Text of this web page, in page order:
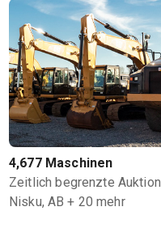
4,677 Maschinen
Zeitlich begrenzte Auktion
Nisku, AB + 20 mehr